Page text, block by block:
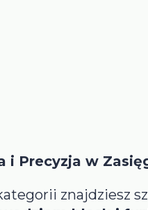
i Precyzja w
znajdziesz